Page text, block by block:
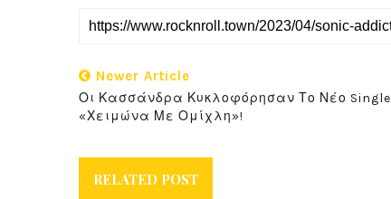
Newer Article
Οι Κασσάνδρα Κυκλοφόρησαν Το Νέο Single
«Χειμώνα Με Ομίχλη»!
RELATED POST